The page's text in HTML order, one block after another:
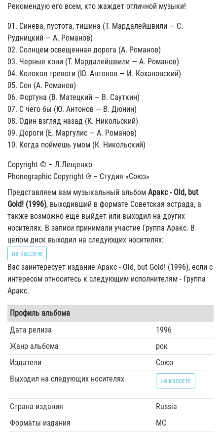
Рекомендую его всем, кто жаждет отличной музыки!
01. Синева, пустота, тишина (Т. Мардалейшвили — С.
Рудницкий — А. Романов)
02. Солнцем освещенная дорога (А. Романов)
03. Черные кони (Т. Мардалейшвили — А. Романов)
04. Колокол тревоги (Ю. Антонов — И. Кохановский)
05. Сон (А. Романов)
06. Фортуна (В. Матецкий — В. Сауткин)
07. С чего бы (Ю. Антонов — В. Дюнин)
08. Один взгляд назад (К. Никольский)
09. Дороги (Е. Маргулис — А. Романов)
10. Когда поймешь умом (К. Никольский)
Copyright © – Л.Лещенко
Phonographic Copyright ℗ – Студия «Союз»
Представляем вам музыкальный альбом Аракс - Old, but
Gold! (1996), выходивший в формате Советская эстрада, а
также возможно еще выйдет или выходил на других
носителях. В записи принимали участие Группа Аракс. В
целом диск выходил на следующих носителях:
на кассете
Вас заинтересует издание Аракс - Old, but Gold! (1996), если с
интересом относитесь к следующим исполнителям - Группа
Аракс.
Профиль альбома
Дата релиза
1996
Жанр альбома
рок
Издатели
Союз
Выходил на следующих носителях
на кассете
Страна издания
Russia
Форматы издания
MC